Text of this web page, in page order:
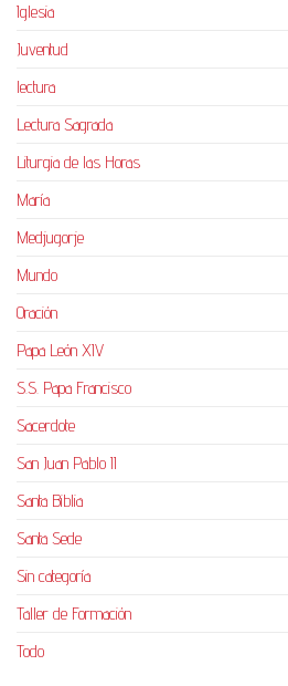
Iglesia
Juventud
lectura
Lectura Sagrada
Liturgia de las Horas
María
Medjugorje
Mundo
Oración
Papa León XIV
S.S. Papa Francisco
Sacerdote
San Juan Pablo II
Santa Biblia
Santa Sede
Sin categoría
Taller de Formación
Todo